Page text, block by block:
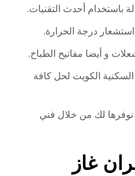
باستخدام أحدث التقنيات.
درجة الحرارة.
و أيضا مفاتيح الطباخ.
الكويت لحل كافة
نوفرها لك من خلال فني
غاز